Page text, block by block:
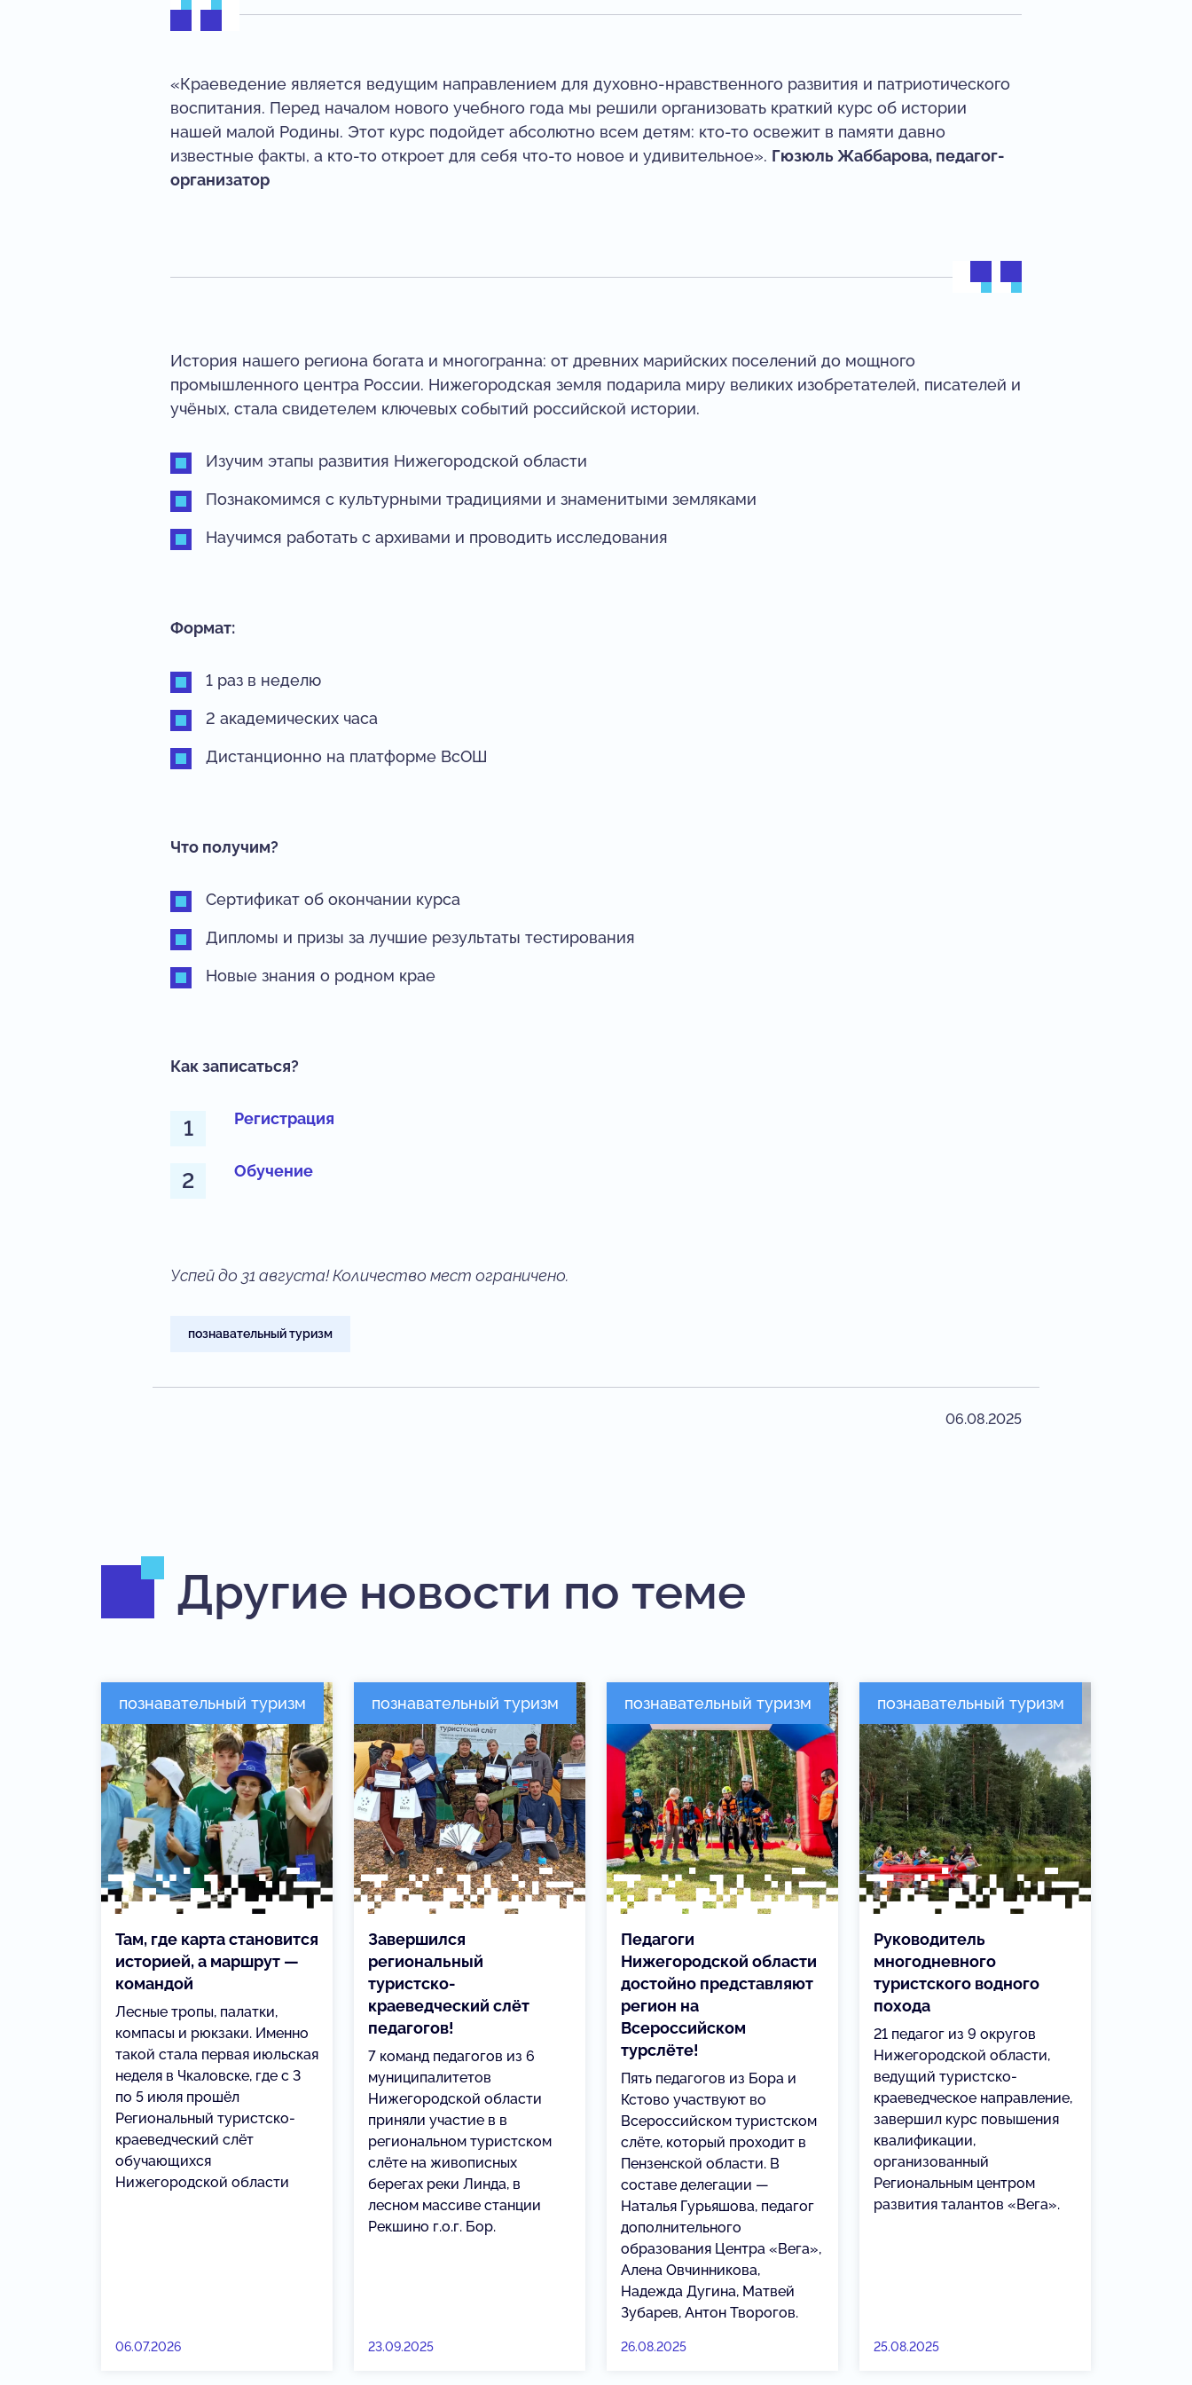
«Краеведение является ведущим направлением для духовно-нравственного развития и патриотического
воспитания. Перед началом нового учебного года мы решили организовать краткий курс об истории
нашей малой Родины. Этот курс подойдет абсолютно всем детям: кто-то освежит в памяти давно
известные факты, а кто-то откроет для себя что-то новое и удивительное». Гюзюль Жаббарова, педагог-
организатор
История нашего региона богата и многогранна: от древних марийских поселений до мощного
промышленного центра России. Нижегородская земля подарила миру великих изобретателей, писателей и
учёных, стала свидетелем ключевых событий российской истории.
Изучим этапы развития Нижегородской области
Познакомимся с культурными традициями и знаменитыми земляками
Научимся работать с архивами и проводить исследования
Формат:
1 раз в неделю
2 академических часа
Дистанционно на платформе ВсОШ
Что получим?
Сертификат об окончании курса
Дипломы и призы за лучшие результаты тестирования
Новые знания о родном крае
Как записаться?
Регистрация
Обучение
Успей до 31 августа! Количество мест ограничено.
познавательный туризм
06.08.2025
Другие новости по теме
познавательный туризм
Там, где карта становится
историей, а маршрут —
командой
Лесные тропы, палатки,
компасы и рюкзаки. Именно
такой стала первая июльская
неделя в Чкаловске, где с 3
по 5 июля прошёл
Региональный туристско-
краеведческий слёт
обучающихся
Нижегородской области
06.07.2026
познавательный туризм
Завершился
региональный
туристско-
краеведческий слёт
педагогов!
7 команд педагогов из 6
муниципалитетов
Нижегородской области
приняли участие в в
региональном туристском
слёте на живописных
берегах реки Линда, в
лесном массиве станции
Рекшино г.о.г. Бор.
23.09.2025
познавательный туризм
Педагоги
Нижегородской области
достойно представляют
регион на
Всероссийском
турслёте!
Пять педагогов из Бора и
Кстово участвуют во
Всероссийском туристском
слёте, который проходит в
Пензенской области. В
составе делегации —
Наталья Гурьяшова, педагог
дополнительного
образования Центра «Вега»,
Алена Овчинникова,
Надежда Дугина, Матвей
Зубарев, Антон Творогов.
26.08.2025
познавательный туризм
Руководитель
многодневного
туристского водного
похода
21 педагог из 9 округов
Нижегородской области,
ведущий туристско-
краеведческое направление,
завершил курс повышения
квалификации,
организованный
Региональным центром
развития талантов «Вега».
25.08.2025